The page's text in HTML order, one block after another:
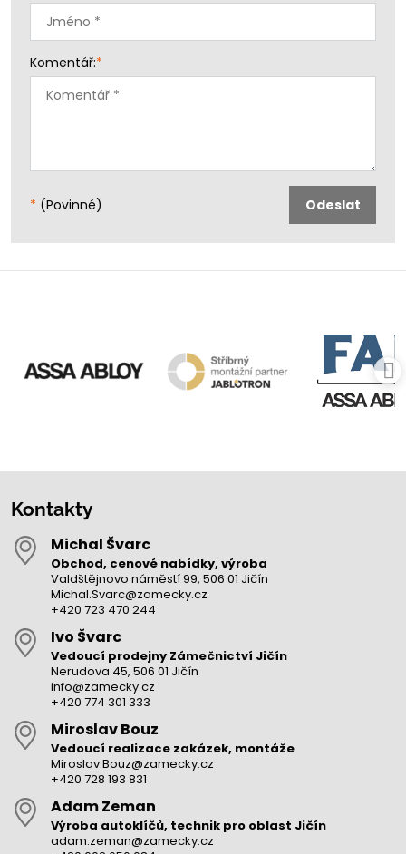
Komentář:*
* (Povinné) Odeslat
Kontakty
Michal Švarc
Obchod, cenové nabídky, výroba
Valdštějnovo náměstí 99, 506 01 Jičín
Michal.Svarc@zamecky.cz
+420 723 470 244
Ivo Švarc
Vedoucí prodejny Zámečnictví Jičín
Nerudova 45, 506 01 Jičín
info@zamecky.cz
+420 774 301 333
Miroslav Bouz
Vedoucí realizace zakázek, montáže
Miroslav.Bouz@zamecky.cz
+420 728 193 831
Adam Zeman
Výroba autoklíčů, technik pro oblast Jičín
adam.zeman@zamecky.cz